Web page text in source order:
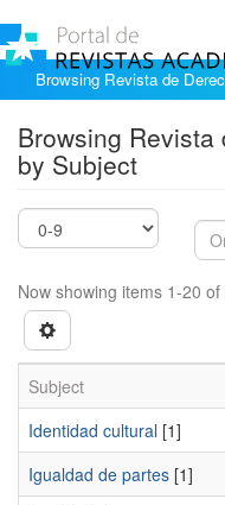
Browsing Revista de
Browsing
by Subject
Now showing items 1-20 of
Subject
Identidad cultural [1]
Igualdad de partes [1]